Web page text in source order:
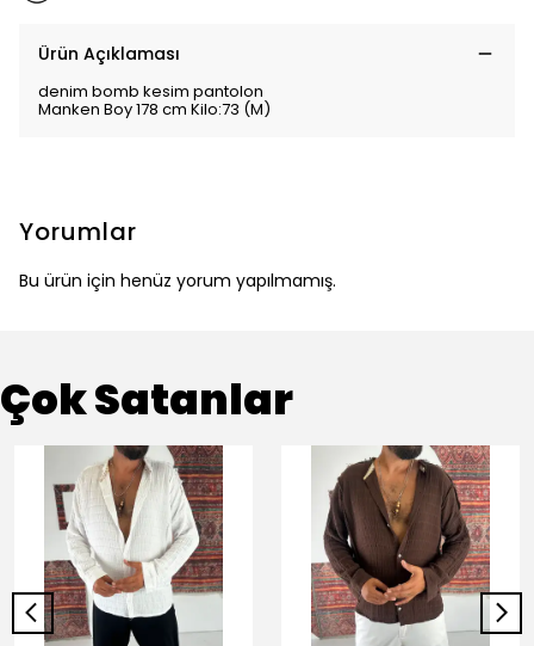
Ürün Açıklaması
denim bomb kesim pantolon
Manken Boy 178 cm Kilo:73 (M)
Yorumlar
Bu ürün için henüz yorum yapılmamış.
Çok Satanlar